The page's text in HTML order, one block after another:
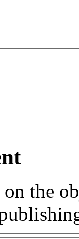
the